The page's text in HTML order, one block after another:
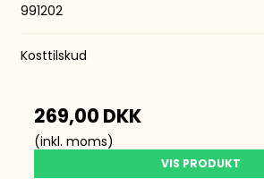
991202
Kosttilskud
269,00 DKK
(inkl. moms)
VIS PRODUKT